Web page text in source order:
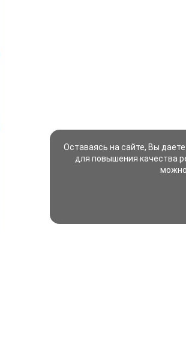
Оставаясь на сайте, Вы
для повышения качества
можно